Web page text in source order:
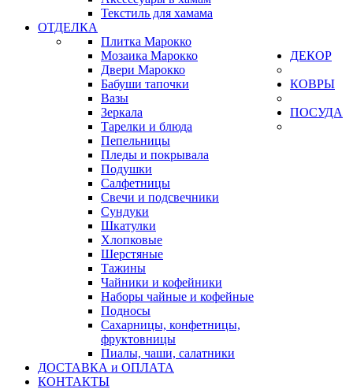
Текстиль для хамама
ОТДЕЛКА
Плитка Марокко
Мозаика Марокко
Двери Марокко
ДЕКОР
Бабуши тапочки
Вазы
Зеркала
Тарелки и блюда
Пепельницы
Пледы и покрывала
Подушки
Салфетницы
Свечи и подсвечники
Сундуки
Шкатулки
КОВРЫ
Хлопковые
Шерстяные
ПОСУДА
Тажины
Чайники и кофейники
Наборы чайные и кофейные
Подносы
Сахарницы, конфетницы,
фруктовницы
Пиалы, чаши, салатники
ДОСТАВКА и ОПЛАТА
КОНТАКТЫ